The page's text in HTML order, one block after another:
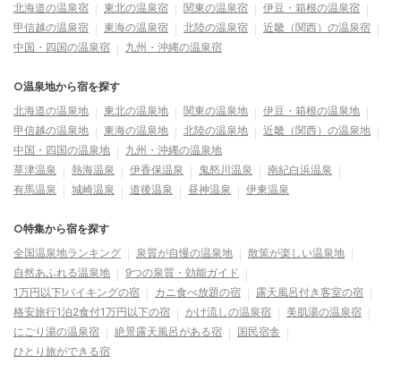
北海道の温泉宿
東北の温泉宿 関東の温泉宿
伊豆・箱根の温泉宿
甲信越の温泉宿
東海の温泉宿 北陸の温泉宿
近畿（関西）の温泉宿
中国・四国の温泉宿
九州・沖縄の温泉宿
○温泉地から宿を探す
北海道の温泉地
東北の温泉地 関東の温泉地
伊豆・箱根の温泉地
甲信越の温泉地
東海の温泉地 北陸の温泉地
近畿（関西）の温泉地
中国・四国の温泉地
九州・沖縄の温泉地
草津温泉
熱海温泉 伊香保温泉 鬼怒川温泉
南紀白浜温泉
有馬温泉
城崎温泉 道後温泉 昼神温泉 伊東温泉
○特集から宿を探す
全国温泉地ランキング
泉質が自慢の温泉地
散策が楽しい温泉地
自然あふれる温泉地
9つの泉質・効能ガイド
1万円以下!バイキングの宿
カニ食べ放題の宿
露天風呂付き客室の宿
格安旅行1泊2食付1万円以下の宿
かけ流しの温泉宿
美肌湯の温泉宿
にごり湯の温泉宿
絶景露天風呂がある宿
国民宿舎
ひとり旅ができる宿